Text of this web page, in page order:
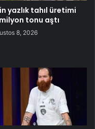
yazlık tahıl üretimi
tonu aştı
8, 2026